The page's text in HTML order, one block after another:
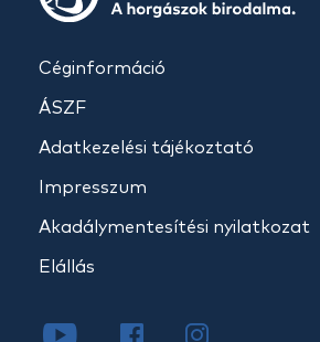
Céginformáció
ÁSZF
Adatkezelési tájékoztató
Impresszum
Akadálymentesítési nyilatkozat
Elállás